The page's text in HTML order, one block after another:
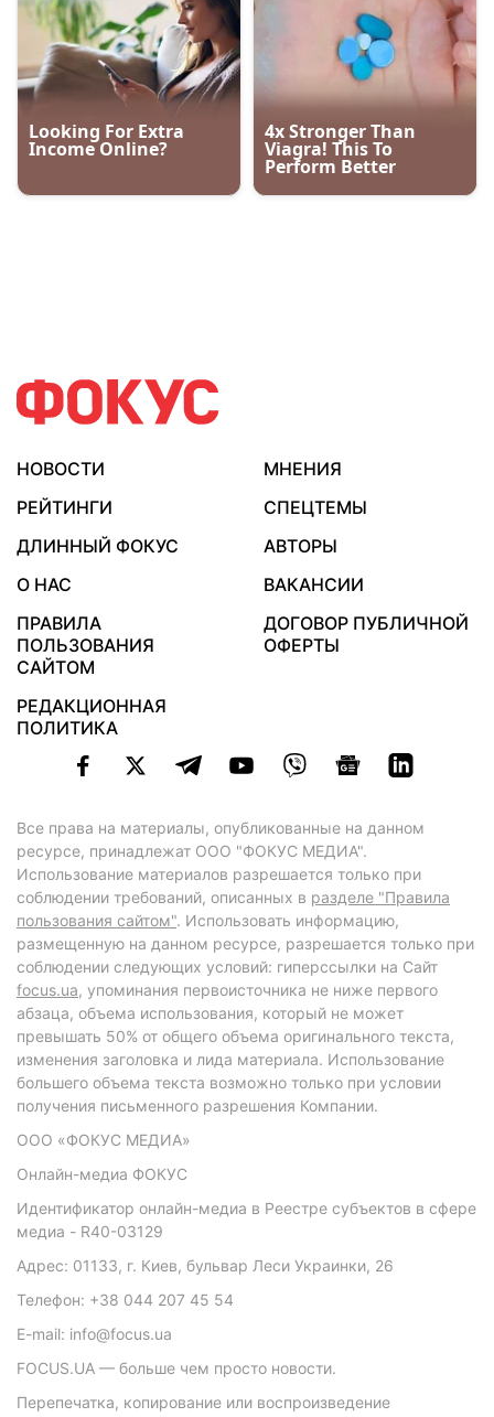
НОВОСТИ
МНЕНИЯ
РЕЙТИНГИ
СПЕЦТЕМЫ
ДЛИННЫЙ ФОКУС
АВТОРЫ
О НАС
ВАКАНСИИ
ПРАВИЛА
ПОЛЬЗОВАНИЯ
САЙТОМ
ДОГОВОР ПУБЛИЧНОЙ
ОФЕРТЫ
РЕДАКЦИОННАЯ
ПОЛИТИКА
Все права на материалы, опубликованные на данном
ресурсе, принадлежат ООО "ФОКУС МЕДИА".
Использование материалов разрешается только при
соблюдении требований, описанных в разделе "Правила
пользования сайтом". Использовать информацию,
размещенную на данном ресурсе, разрешается только при
соблюдении следующих условий: гиперссылки на Сайт
focus.ua, упоминания первоисточника не ниже первого
абзаца, объема использования, который не может
превышать 50% от общего объема оригинального текста,
изменения заголовка и лида материала. Использование
большего объема текста возможно только при условии
получения письменного разрешения Компании.
ООО «ФОКУС МЕДИА»
Онлайн-медиа ФОКУС
Идентификатор онлайн-медиа в Реестре субъектов в сфере
медиа - R40-03129
Адрес: 01133, г. Киев, бульвар Леси Украинки, 26
Телефон: +38 044 207 45 54
E-mail: info@focus.ua
FOCUS.UA — больше чем просто новости.
Перепечатка, копирование или воспроизведение